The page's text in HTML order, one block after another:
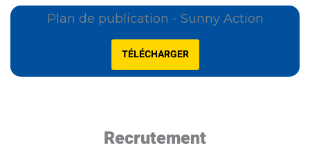
Plan de publication - Sunny Action
TÉLÉCHARGER
Recrutement